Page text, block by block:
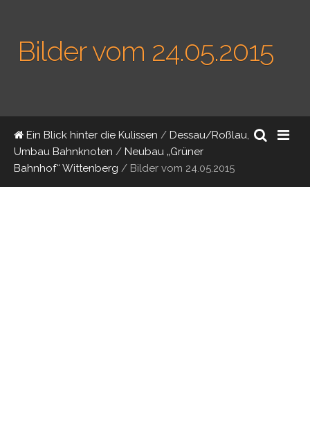
Bilder vom 24.05.2015
Ein Blick hinter die Kulissen / Dessau/Roßlau,
Umbau Bahnknoten / Neubau „Grüner
Bahnhof“ Wittenberg / Bilder vom 24.05.2015